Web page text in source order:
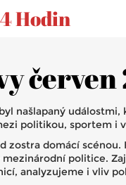
Hodin
červen
našlapaný
politikou, sportem i
zostra domácí
mezinárodní politice.
analyzujeme i vliv